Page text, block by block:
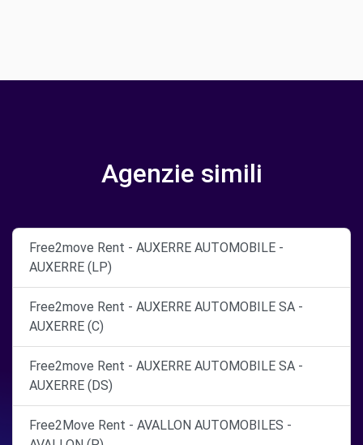
Agenzie simili
Free2move Rent - AUXERRE AUTOMOBILE -
AUXERRE (LP)
Free2move Rent - AUXERRE AUTOMOBILE SA -
AUXERRE (C)
Free2move Rent - AUXERRE AUTOMOBILE SA -
AUXERRE (DS)
Free2Move Rent - AVALLON AUTOMOBILES -